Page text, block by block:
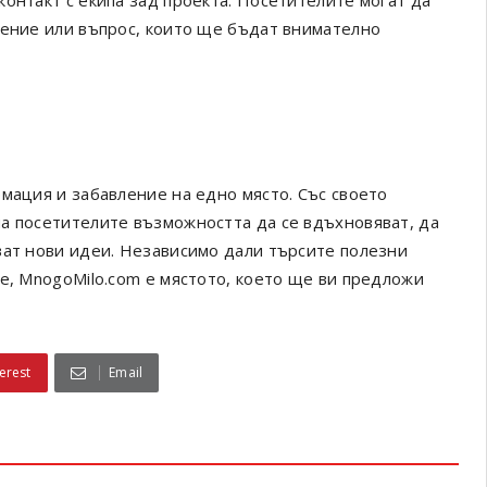
или въпрос, които ще бъдат внимателно
и забавление на едно място. Със своето
възможността да се вдъхновяват, да
нови идеи. Независимо дали търсите полезни
MnogoMilo.com е мястото, което ще ви предложи
Email